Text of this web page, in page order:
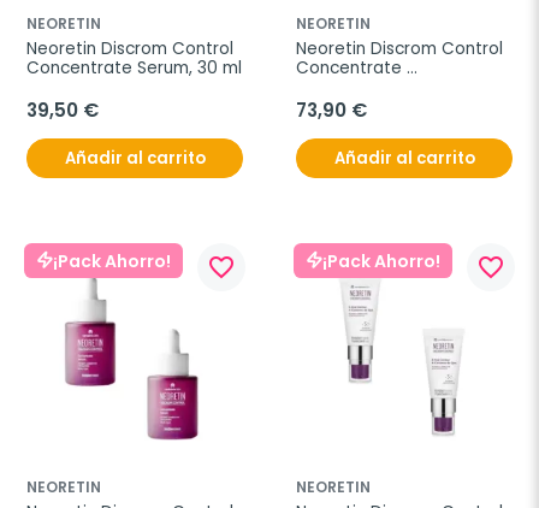
NEORETIN
Neoretin Discrom Control
Concentrate Serum, 30 ml
39,50 €
Añadir al carrito
NEORETIN
Neoretin Discrom Control
Concentrate
Intensivo Duplo, 2x10 ml
73,90 €
Añadir al carrito
¡Pack Ahorro! favorite_border
NEORETIN
¡Pack Ahorro! favorite_border
NEORETIN